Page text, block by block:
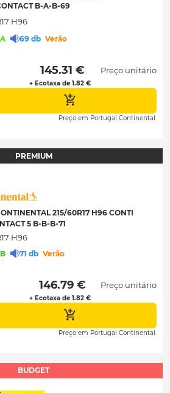
B-A-B-69
H96
A 69 db Verão
145.31 €
+ Ecotaxa de 1.82 €
Preço unitário
Preço em Portugal Continental.
PREMIUM
215/60R17 H96 CONTI
5 B-B-B-71
H96
B 71 db Verão
146.79 €
+ Ecotaxa de 1.82 €
Preço unitário
Preço em Portugal Continental.
BUDGET